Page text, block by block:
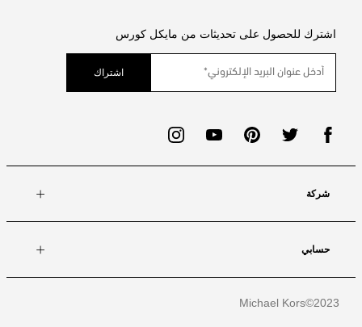
اشترك للحصول على تحديثات من مايكل كورس
اشتراك
شركة
حسابي
Michael Kors